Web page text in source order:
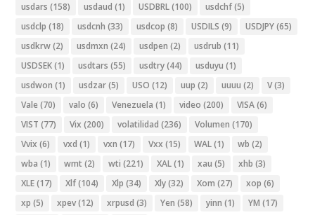
usdars (158) usdaud (1) USDBRL(100) usdchf(5)
usdclp (18) usdcnh (33) usdcop (8) USDILS (9) USDJPY(65)
usdkrw(2) usdmxn (24) usdpen (2) usdrub (11)
USDSEK(1) usdtars (55) usdtry(44) usduyu (1)
usdwon (1) usdzar(5) USO (12) uup (2) uuuu (2) V(3)
Vale (70) valo (6) Venezuela (1) video (200) VISA(6)
VIST (77) Vix (200) volatilidad (236) Volumen (170)
Vvix (6) vxd (1) vxn (17) Vxx (15) WAL(1) wb (2)
wba (1) wmt (2) wti (221) XAL(1) xau (5) xhb (3)
XLE(17) Xlf(104) Xlp (34) Xly(32) Xom (27) xop (6)
xp (5) xpev(12) xrpusd (3) Yen (58) yinn (1) YM (17)